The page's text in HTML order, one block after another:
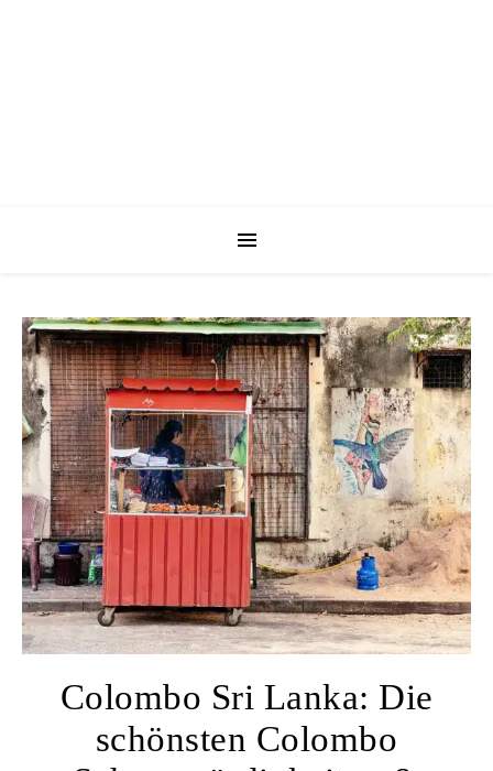
Colombo Sri Lanka: Die
schönsten Colombo